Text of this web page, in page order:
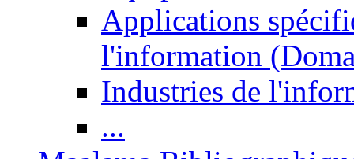
Applications
l'information
Industries de
...